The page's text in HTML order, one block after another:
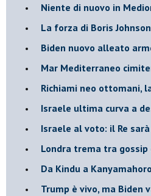
Niente di nuovo in
La forza di Boris Johnson
Biden nuovo alleato
Mar Mediterraneo
Richiami neo ottomani,
Israele ultima curva a
Israele al voto: il Re
Londra trema tra gossip
Da Kindu a Kanyamahoro
Trump è vivo, ma Biden